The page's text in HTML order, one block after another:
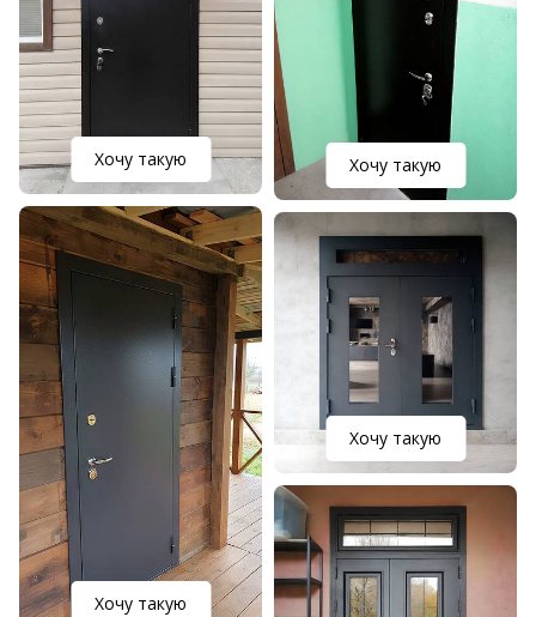
Хочу такую
Хочу такую
Хочу такую
Хочу такую